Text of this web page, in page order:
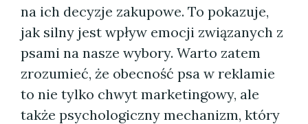
na ich decyzje zakupowe. To pokazuje,
jak silny jest wpływ emocji związanych z
psami na nasze wybory. Warto zatem
zrozumieć, że obecność psa w reklamie
to nie tylko chwyt marketingowy, ale
także psychologiczny mechanizm, który